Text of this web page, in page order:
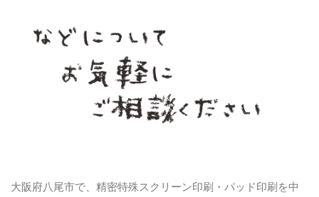
大阪府八尾市で、精密特殊スクリーン印刷・パッド印刷を中